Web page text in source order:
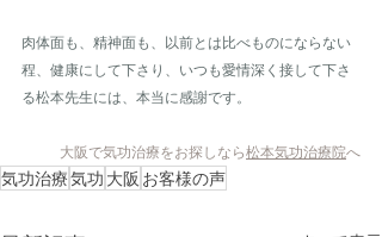
肉体面も、精神面も、以前とは比べものにならない
程、健康にして下さり、いつも愛情深く接して下さ
る松本先生には、本当に感謝です。
大阪で気功治療をお探しなら松本気功治療院へ
気功治療気功 大阪 お客様の声